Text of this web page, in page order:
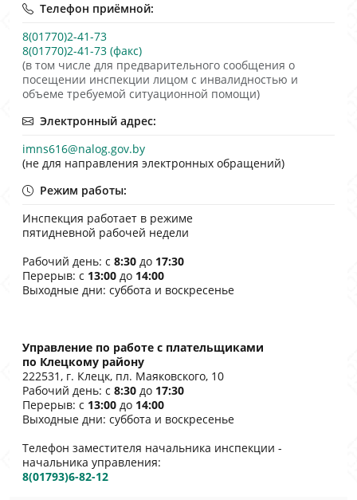
Телефон приёмной:
8(01770)2-41-73
8(01770)2-41-73 (факс)
(в том числе для предварительного сообщения о
посещении инспекции лицом с инвалидностью и
объеме требуемой ситуационной помощи)
Электронный адрес:
imns616@nalog.gov.by
(не для направления электронных обращений)
Режим работы:
Инспекция работает в режиме
пятидневной рабочей недели
Рабочий день: с 8:30 до 17:30
Перерыв: с 13:00 до 14:00
Выходные дни: суббота и воскресенье
Управление по работе с плательщиками
по Клецкому району
222531, г. Клецк, пл. Маяковского, 10
Рабочий день: с 8:30 до 17:30
Перерыв: с 13:00 до 14:00
Выходные дни: суббота и воскресенье
Телефон заместителя начальника инспекции -
начальника управления:
8(01793)6-82-12